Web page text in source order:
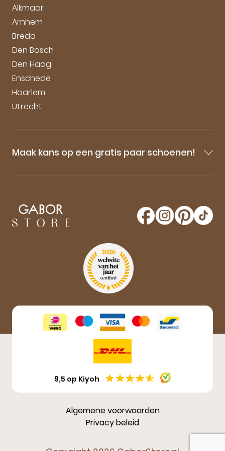
Alkmaar
Arnhem
Breda
Den Bosch
Den Haag
Enschede
Haarlem
Utrecht
Vacatures
Maak kans op een gratis paar schoenen!
Blijf op de hoogte van onze sale-aankondigingen,
maak kans op een gratis paar Gabor schoenen!
Aanmelden
9,5 op Kiyoh
Algemene voorwaarden
Privacy beleid